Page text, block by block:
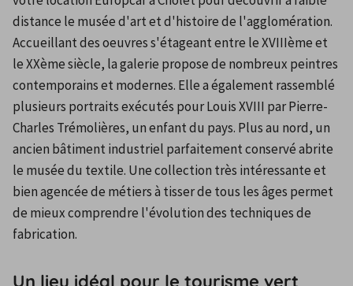
distance le musée d'art et d'histoire de l'agglomération.
Accueillant des oeuvres s'étageant entre le XVIIIème et
le XXème siècle, la galerie propose de nombreux peintres
contemporains et modernes. Elle a également rassemblé
plusieurs portraits exécutés pour Louis XVIII par Pierre-
Charles Trémolières, un enfant du pays. Plus au nord, un
ancien bâtiment industriel parfaitement conservé abrite
le musée du textile. Une collection très intéressante et
bien agencée de métiers à tisser de tous les âges permet
de mieux comprendre l'évolution des techniques de
fabrication.
Un lieu idéal pour le tourisme vert